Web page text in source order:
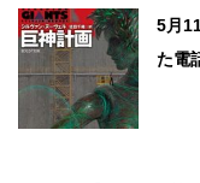
5月
た電